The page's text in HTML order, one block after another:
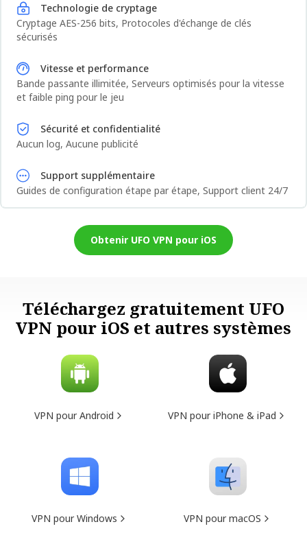
Technologie de cryptage
Cryptage AES-256 bits, Protocoles d'échange de clés
sécurisés
Vitesse et performance
Bande passante illimitée, Serveurs optimisés pour la vitesse
et faible ping pour le jeu
Sécurité et confidentialité
Aucun log, Aucune publicité
Support supplémentaire
Guides de configuration étape par étape, Support client 24/7
Obtenir UFO VPN pour iOS
Téléchargez gratuitement UFO
VPN pour iOS et autres systèmes
VPN pour Android VPN pour iPhone & iPad
VPN pour Windows VPN pour macOS